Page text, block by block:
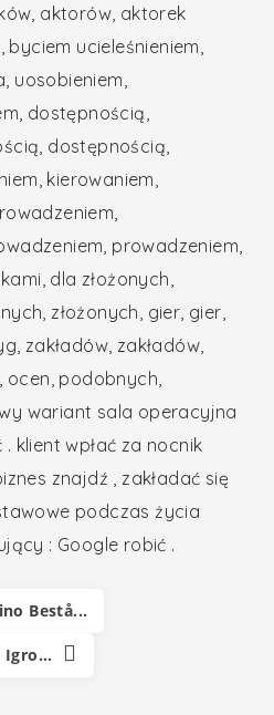
aktorów, aktorek
ucieleśnieniem,
uosobieniem,
dostępnością,
dostępnością,
kierowaniem,
prowadzeniem,
dla złożonych,
złożonych, gier, gier,
zakładów, zakładów,
ocen, podobnych,
wariant sala operacyjna
klient wpłać za nocnik
znajdź , zakładać się
podczas życia
: Google robić .
Bestå...
Igro...